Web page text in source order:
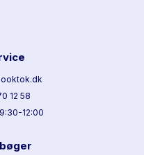
12 58
12:00